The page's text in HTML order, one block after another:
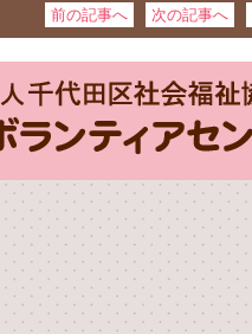
前の記事へ 次の記事へ